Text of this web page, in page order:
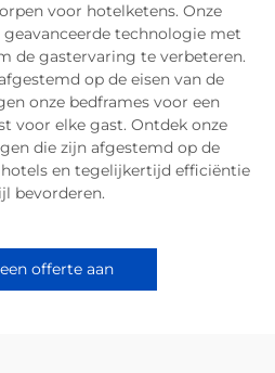
voor hotelketens. Onze
technologie met
de gastervaring te verbeteren.
op de eisen van de
onze bedframes voor een
voor elke gast. Ontdek onze
die zijn afgestemd op de
en tegelijkertijd efficiëntie
bevorderen.
offerte aan